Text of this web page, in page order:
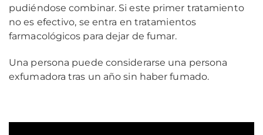
pudiéndose combinar. Si este primer tratamiento
no es efectivo, se entra en tratamientos
farmacológicos para dejar de fumar.
Una persona puede considerarse una persona
exfumadora tras un año sin haber fumado.